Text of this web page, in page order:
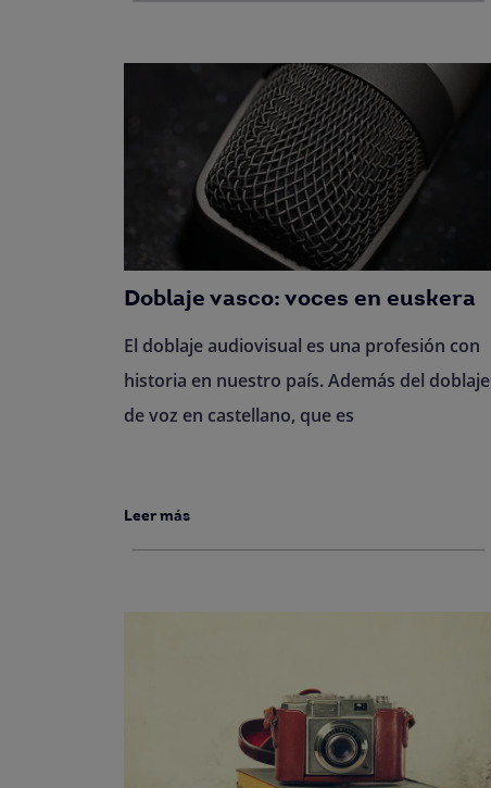
Doblaje vasco: voces en euskera
El doblaje audiovisual es una profesión con
historia en nuestro país. Además del doblaje
de voz en castellano, que es
Leer más